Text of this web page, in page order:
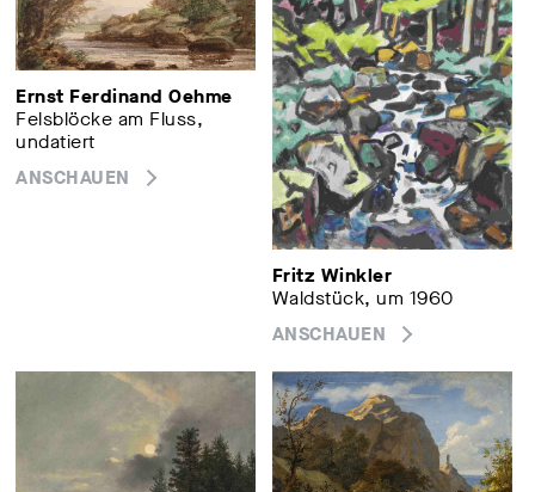
Ernst Ferdinand Oehme
Felsblöcke am Fluss,
undatiert
ANSCHAUEN
Fritz Winkler
Waldstück, um 1960
ANSCHAUEN